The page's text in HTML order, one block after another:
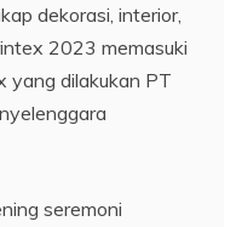
dekorasi, interior,
2023 memasuki
yang dilakukan PT
seremoni